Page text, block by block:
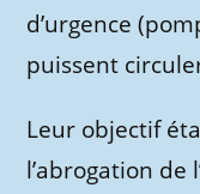
d’urgence
puissent
Leur objectif
l’abrogation de